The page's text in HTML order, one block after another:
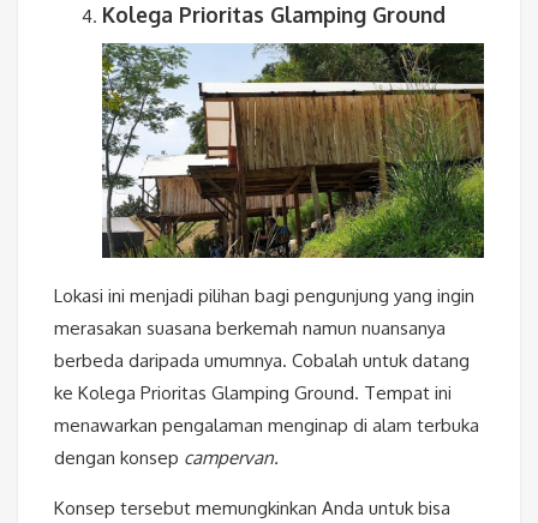
Kolega Prioritas Glamping Ground
Lokasi ini menjadi pilihan bagi pengunjung yang ingin
merasakan suasana berkemah namun nuansanya
berbeda daripada umumnya. Cobalah untuk datang
ke Kolega Prioritas Glamping Ground. Tempat ini
menawarkan pengalaman menginap di alam terbuka
dengan konsep campervan.
Konsep tersebut memungkinkan Anda untuk bisa